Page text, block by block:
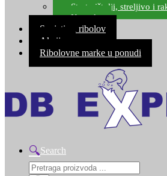
Start pištolji, streljivo i
Kontakt
Savjeti za ribolov
Akcija
Ribolovne marke u ponudi
Search
Products